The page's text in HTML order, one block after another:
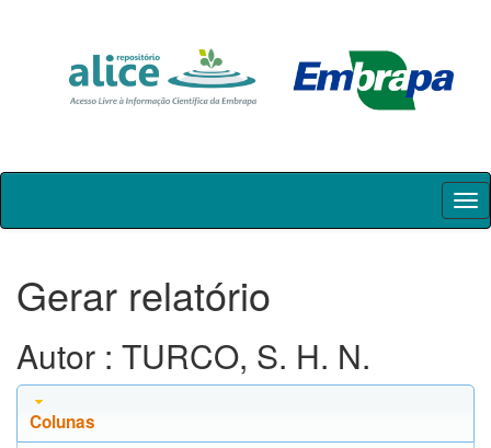
Skip
Gerar relatório
Autor : TURCO, S. H. N.
Colunas